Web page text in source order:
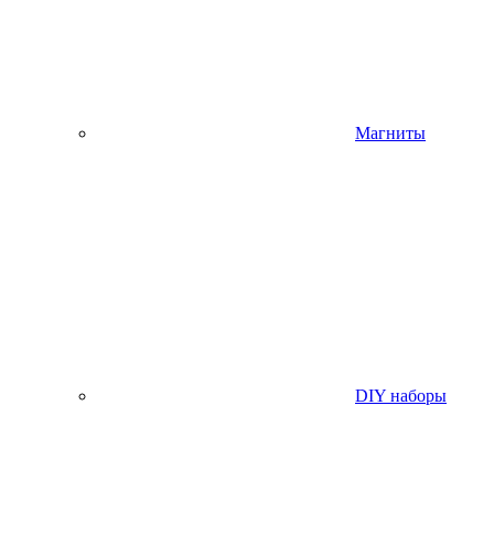
Магниты
DIY наборы